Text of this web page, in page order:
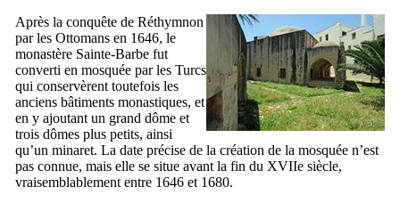
Après la conquête de Réthymnon
par les Ottomans en 1646, le
monastère Sainte-Barbe fut
converti en mosquée par les Turcs
qui conservèrent toutefois les
anciens bâtiments monastiques, et
en y ajoutant un grand dôme et
trois dômes plus petits, ainsi
qu’un minaret. La date précise de la création de la mosquée n’est
pas connue, mais elle se situe avant la fin du XVIIe siècle,
vraisemblablement entre 1646 et 1680.